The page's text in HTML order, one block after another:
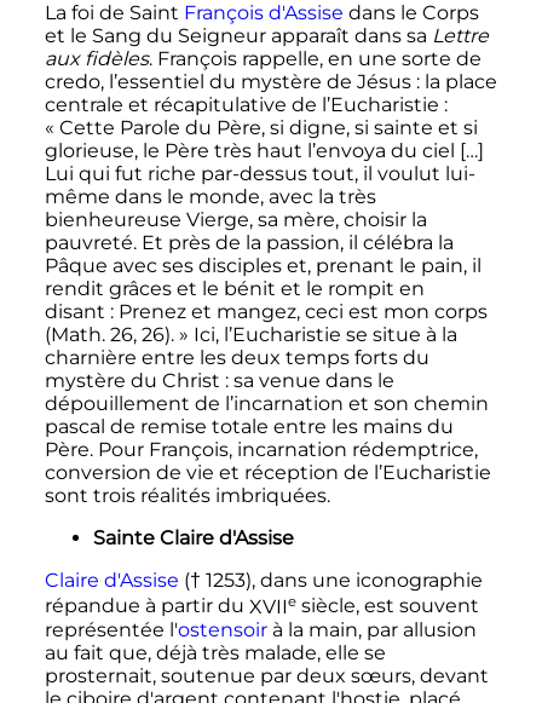
La foi de Saint François d'Assise dans le Corps
et le Sang du Seigneur apparaît dans sa Lettre
aux fidèles. François rappelle, en une sorte de
credo, l’essentiel du mystère de Jésus : la place
centrale et récapitulative de l’Eucharistie :
« Cette Parole du Père, si digne, si sainte et si
glorieuse, le Père très haut l’envoya du ciel […]
Lui qui fut riche par-dessus tout, il voulut lui-
même dans le monde, avec la très
bienheureuse Vierge, sa mère, choisir la
pauvreté. Et près de la passion, il célébra la
Pâque avec ses disciples et, prenant le pain, il
rendit grâces et le bénit et le rompit en
disant : Prenez et mangez, ceci est mon corps
(Math. 26, 26). » Ici, l’Eucharistie se situe à la
charnière entre les deux temps forts du
mystère du Christ : sa venue dans le
dépouillement de l’incarnation et son chemin
pascal de remise totale entre les mains du
Père. Pour François, incarnation rédemptrice,
conversion de vie et réception de l’Eucharistie
sont trois réalités imbriquées.
Sainte Claire d'Assise
Claire d'Assise († 1253), dans une iconographie
répandue à partir du XVIIe siècle, est souvent
représentée l'ostensoirà la main, par allusion
au fait que, déjà très malade, elle se
prosternait, soutenue par deux sœurs, devant
le ciboire d'argent contenant l'hostie, placé